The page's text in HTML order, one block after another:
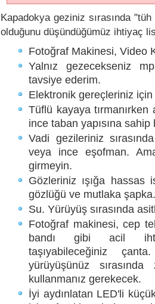
Kapadokya geziniz sırasında
olduğunu düşündüğümüz ihtiyaç
Fotoğraf Makinesi, Video
Yalnız gezecekseniz
tavsiye ederim.
Elektronik gereçleriniz
Tüflü kayaya tırmanırken
ince taban yapısına
Vadi gezileriniz
veya ince eşofman.
girmeyin.
Gözleriniz ışığa
gözlüğü ve mutlaka şapka.
Su. Yürüyüş sırasında
Fotoğraf makinesi, cep
bandı gibi acil
taşıyabileceğiniz
yürüyüşünüz
kullanmanız gerekecek.
İyi aydınlatan LED'li